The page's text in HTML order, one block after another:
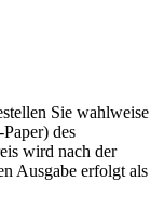
Sie wahlweise
des
wird nach der
Ausgabe erfolgt als